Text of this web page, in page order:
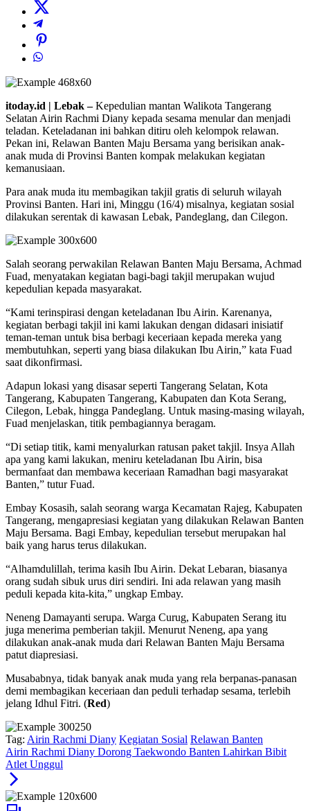
itoday.id | Lebak –Kepedulian mantan Walikota Tangerang
Selatan Airin Rachmi Diany kepada sesama menular dan menjadi
teladan. Keteladanan ini bahkan ditiru oleh kelompok relawan.
Pekan ini, Relawan Banten Maju Bersama yang berisikan anak-
anak muda di Provinsi Banten kompak melakukan kegiatan
kemanusiaan.
Para anak muda itu membagikan takjil gratis di seluruh wilayah
Provinsi Banten. Hari ini, Minggu (16/4) misalnya, kegiatan sosial
dilakukan serentak di kawasan Lebak, Pandeglang, dan Cilegon.
Salah seorang perwakilan Relawan Banten Maju Bersama, Achmad
Fuad, menyatakan kegiatan bagi-bagi takjil merupakan wujud
kepedulian kepada masyarakat.
“Kami terinspirasi dengan keteladanan Ibu Airin. Karenanya,
kegiatan berbagi takjil ini kami lakukan dengan didasari inisiatif
teman-teman untuk bisa berbagi keceriaan kepada mereka yang
membutuhkan, seperti yang biasa dilakukan Ibu Airin,” kata Fuad
saat dikonfirmasi.
Adapun lokasi yang disasar seperti Tangerang Selatan, Kota
Tangerang, Kabupaten Tangerang, Kabupaten dan Kota Serang,
Cilegon, Lebak, hingga Pandeglang. Untuk masing-masing wilayah,
Fuad menjelaskan, titik pembagiannya beragam.
“Di setiap titik, kami menyalurkan ratusan paket takjil. Insya Allah
apa yang kami lakukan, meniru keteladanan Ibu Airin, bisa
bermanfaat dan membawa keceriaan Ramadhan bagi masyarakat
Banten,” tutur Fuad.
Embay Kosasih, salah seorang warga Kecamatan Rajeg, Kabupaten
Tangerang, mengapresiasi kegiatan yang dilakukan Relawan Banten
Maju Bersama. Bagi Embay, kepedulian tersebut merupakan hal
baik yang harus terus dilakukan.
“Alhamdulillah, terima kasih Ibu Airin. Dekat Lebaran, biasanya
orang sudah sibuk urus diri sendiri. Ini ada relawan yang masih
peduli kepada kita-kita,” ungkap Embay.
Neneng Damayanti serupa. Warga Curug, Kabupaten Serang itu
juga menerima pemberian takjil. Menurut Neneng, apa yang
dilakukan anak-anak muda dari Relawan Banten Maju Bersama
patut diapresiasi.
Musababnya, tidak banyak anak muda yang rela berpanas-panasan
demi membagikan keceriaan dan peduli terhadap sesama, terlebih
jelang Idhul Fitri. (Red)
Tag: Airin Rachmi Diany Kegiatan Sosial Relawan Banten
Airin Rachmi Diany Dorong Taekwondo Banten Lahirkan Bibit
Atlet Unggul